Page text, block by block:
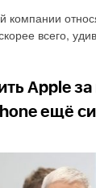
компании
всего,
Apple
ещё